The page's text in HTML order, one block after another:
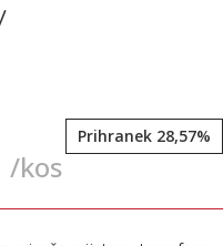
Prihranek 28,57%
/kos